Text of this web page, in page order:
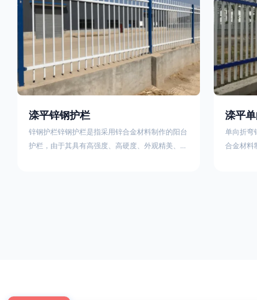
紧固及调整 。框架护栏网的规格包括以下内容：
PVC围栏
栏，建议
滦平锌钢护栏
锌钢护栏锌钢护栏是指采用锌合金材料制作的阳台
护栏，由于其具有高强度、高硬度、外观精美、色
滦平
单向折弯
合金材料
栓，再